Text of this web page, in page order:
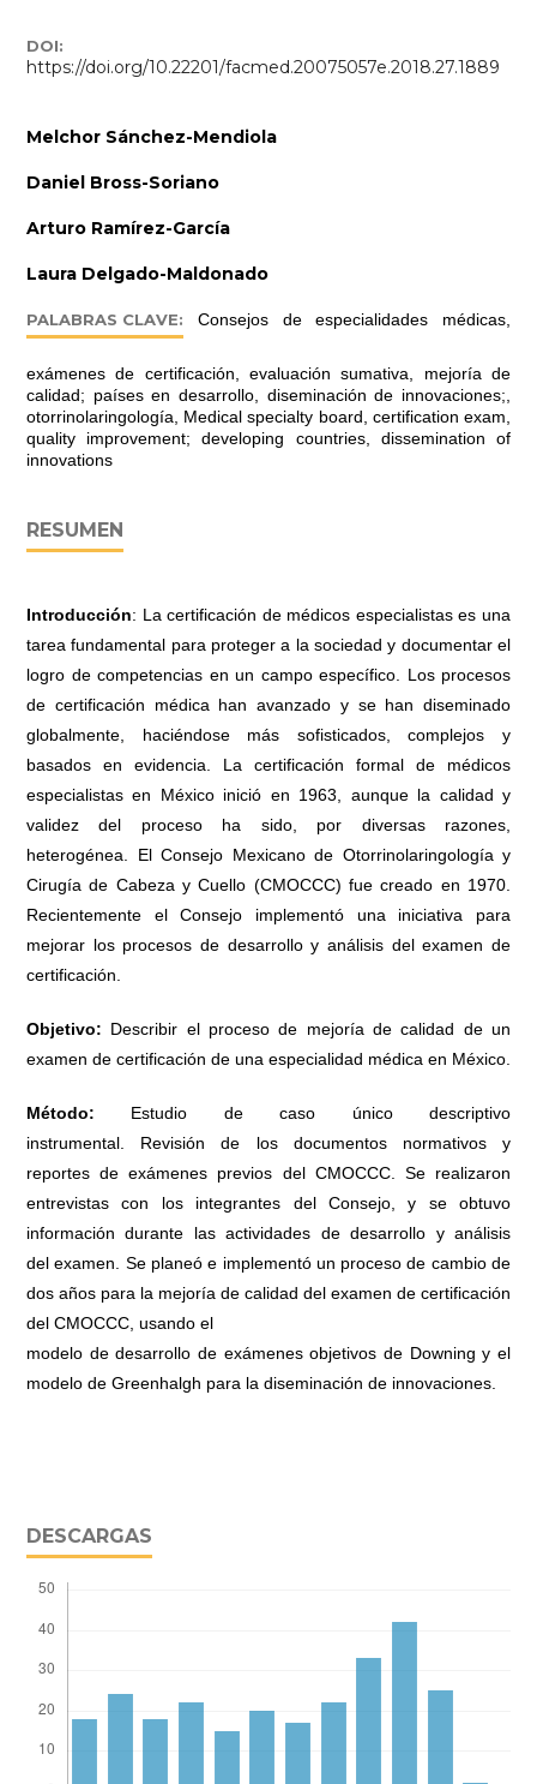
DOI:
https://doi.org/10.22201/facmed.20075057e.2018.27.1889
Melchor Sánchez-Mendiola
Daniel Bross-Soriano
Arturo Ramírez-García
Laura Delgado-Maldonado
PALABRAS CLAVE: Consejos de especialidades médicas,
exámenes de certificación, evaluación sumativa, mejoría de
calidad; países en desarrollo, diseminación de innovaciones;,
otorrinolaringología, Medical specialty board, certification exam,
quality improvement; developing countries, dissemination of
innovations
RESUMEN
Introducción: La certificación de médicos especialistas es una
tarea fundamental para proteger a la sociedad y documentar el
logro de competencias en un campo específico. Los procesos
de certificación médica han avanzado y se han diseminado
globalmente, haciéndose más sofisticados, complejos y
basados en evidencia. La certificación formal de médicos
especialistas en México inició en 1963, aunque la calidad y
validez del proceso ha sido, por diversas razones,
heterogénea. El Consejo Mexicano de Otorrinolaringología y
Cirugía de Cabeza y Cuello (CMOCCC) fue creado en 1970.
Recientemente el Consejo implementó una iniciativa para
mejorar los procesos de desarrollo y análisis del examen de
certificación.
Objetivo: Describir el proceso de mejoría de calidad de un
examen de certificación de una especialidad médica en México.
Método: Estudio de caso único descriptivo
instrumental. Revisión de los documentos normativos y
reportes de exámenes previos del CMOCCC. Se realizaron
entrevistas con los integrantes del Consejo, y se obtuvo
información durante las actividades de desarrollo y análisis
del examen. Se planeó e implementó un proceso de cambio de
dos años para la mejoría de calidad del examen de certificación
del CMOCCC, usando el
modelo de desarrollo de exámenes objetivos de Downing y el
modelo de Greenhalgh para la diseminación de innovaciones.
DESCARGAS